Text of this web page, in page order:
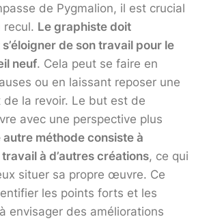
de Pygmalion, il est crucial
recul. Le graphiste doit
de son travail pour le
neuf. Cela peut se faire en
ou en laissant reposer une
de la revoir. Le but est de
avec une perspective plus
autre méthode consiste à
à d’autres créations, ce qui
situer sa propre œuvre. Ce
les points forts et les
envisager des améliorations